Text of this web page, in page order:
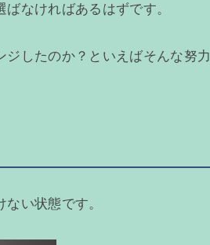
なければあるはずです。
したのか？といえばそんな努力
い状態です。